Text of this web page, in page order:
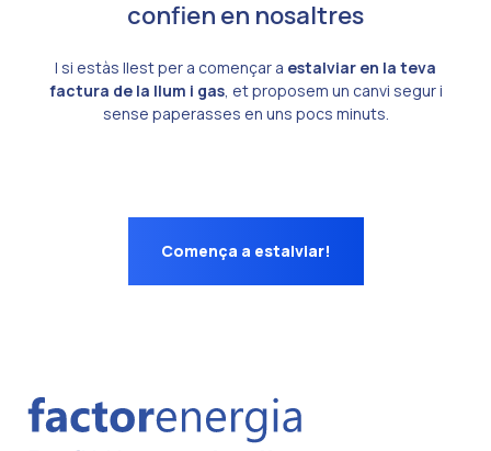
confien en nosaltres
I si estàs llest per a començar a estalviar en la teva
factura de la llum i gas, et proposem un canvi segur i
sense paperasses en uns pocs minuts.
Comença a estalviar!